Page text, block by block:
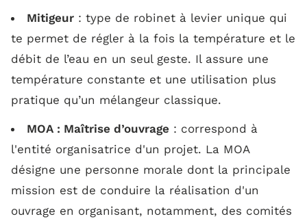
Mitigeur : type de robinet à levier unique qui
te permet de régler à la fois la température et le
débit de l’eau en un seul geste. Il assure une
température constante et une utilisation plus
pratique qu’un mélangeur classique.
MOA : Maîtrise d’ouvrage : correspond à
l'entité organisatrice d'un projet. La MOA
désigne une personne morale dont la principale
mission est de conduire la réalisation d'un
ouvrage en organisant, notamment, des comités